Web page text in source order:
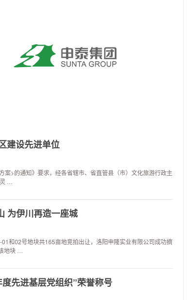
建设先进单位
>的通知》要求，经各省辖市、省直管县（市）文化旅游行政主
…
为伊川再造一座城
和02号地块共165亩地竞拍出让，洛阳申隆实业有限公司成功摘
地块 …
先进基层党组织”荣誉称号